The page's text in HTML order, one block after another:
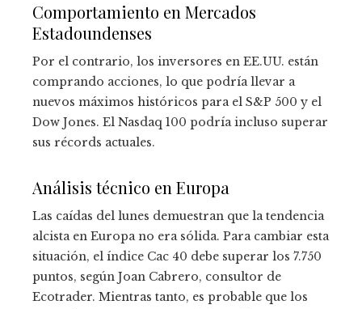
Comportamiento en Mercados
Estadoundenses
Por el contrario, los inversores en EE.UU. están
comprando acciones, lo que podría llevar a
nuevos máximos históricos para el S&P 500 y el
Dow Jones. El Nasdaq 100 podría incluso superar
sus récords actuales.
Análisis técnico en Europa
Las caídas del lunes demuestran que la tendencia
alcista en Europa no era sólida. Para cambiar esta
situación, el índice Cac 40 debe superar los 7.750
puntos, según Joan Cabrero, consultor de
Ecotrader. Mientras tanto, es probable que los